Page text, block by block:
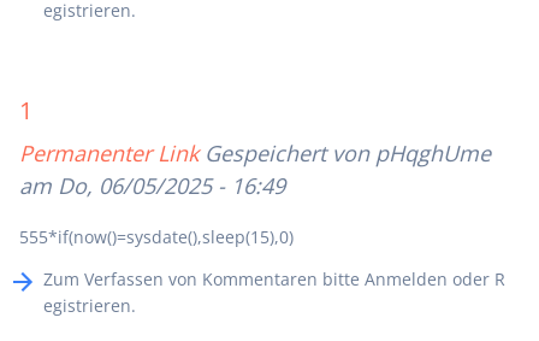
egistrieren.
1
Permanenter Link Gespeichert von pHqghUme
am Do, 06/05/2025 - 16:49
555*if(now()=sysdate(),sleep(15),0)
Zum Verfassen von Kommentaren bitte Anmelden oder R
egistrieren.